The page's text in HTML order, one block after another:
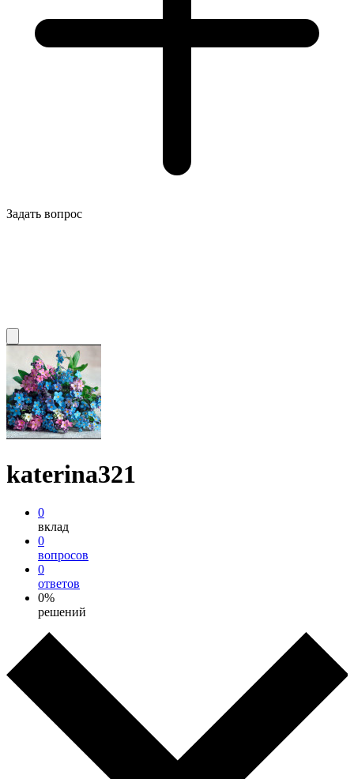
Задать вопрос
katerina321
0
вклад
0
вопросов
0
ответов
0%
решений